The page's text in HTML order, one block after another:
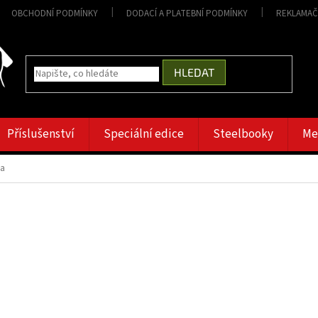
OBCHODNÍ PODMÍNKY DODACÍ A PLATEBNÍ PODMÍNKY
HLEDAT
Příslušenství Speciální edice Steelbooky